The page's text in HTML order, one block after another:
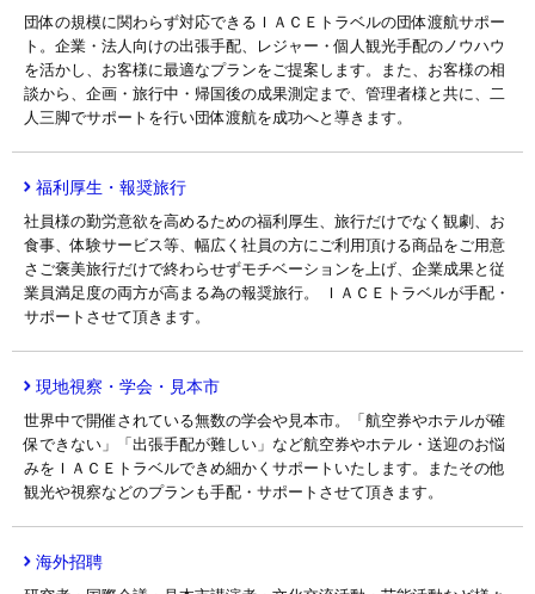
団体の規模に関わらず対応できるＩＡＣＥトラベルの団体渡航サポー
ト。企業・法人向けの出張手配、レジャー・個人観光手配のノウハウ
を活かし、お客様に最適なプランをご提案します。また、お客様の相
談から、企画・旅行中・帰国後の成果測定まで、管理者様と共に、二
人三脚でサポートを行い団体渡航を成功へと導きます。
福利厚生・報奨旅行
社員様の勤労意欲を高めるための福利厚生、旅行だけでなく観劇、お
食事、体験サービス等、幅広く社員の方にご利用頂ける商品をご用意
さご褒美旅行だけで終わらせずモチベーションを上げ、企業成果と従
業員満足度の両方が高まる為の報奨旅行。 ＩＡＣＥトラベルが手配・
サポートさせて頂きます。
現地視察・学会・見本市
世界中で開催されている無数の学会や見本市。「航空券やホテルが確
保できない」「出張手配が難しい」など航空券やホテル・送迎のお悩
みをＩＡＣＥトラベルできめ細かくサポートいたします。またその他
観光や視察などのプランも手配・サポートさせて頂きます。
海外招聘